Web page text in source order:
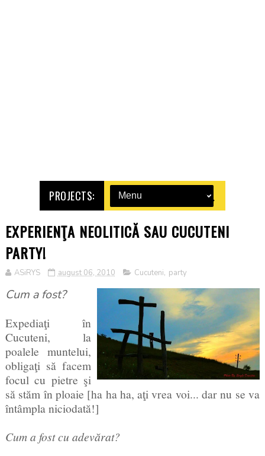
PROJECTS:
EXPERIENŢA NEOLITICĂ SAU CUCUTENI
PARTY!
ASiRYS august 06, 2010 Cucuteni, party
Cum a fost?
Expediaţi în
Cucuteni, la
poalele muntelui,
obligaţi să facem
focul cu pietre şi
să stăm în ploaie [ha ha ha, aţi vrea voi... dar nu se va
întâmpla niciodată!]
Cum a fost cu adevărat?